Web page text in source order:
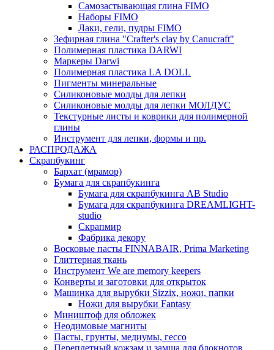
Самозастывающая глина FIMO
Наборы FIMO
Лаки, гели, пудры FIMO
Зефирная глина "Crafter's clay by Canucraft"
Полимерная пластика DARWI
Маркеры Darwi
Полимерная пластика LA DOLL
Пигменты минеральные
Силиконовые молды для лепки
Силиконовые молды для лепки МОЛДУС
Текстурные листы и коврики для полимерной
глины
Инструмент для лепки, формы и пр.
РАСПРОДАЖА
Скрапбукинг
Бархат (мрамор)
Бумага для скрапбукинга
Бумага для скрапбукинга AB Studio
Бумага для скрапбукинга DREAMLIGHT-
studio
Скрапмир
Фабрика декору
Восковые пасты FINNABAIR, Prima Marketing
Глиттерная ткань
Инструмент We are memory keepers
Конверты и заготовки для открыток
Машинка для вырубки Sizzix, ножи, папки
Ножи для вырубки Fantasy
Миништоф для обложек
Неодимовые магниты
Пасты, грунты, медиумы, гессо
Переплетный кожзам и замша для блокнотов